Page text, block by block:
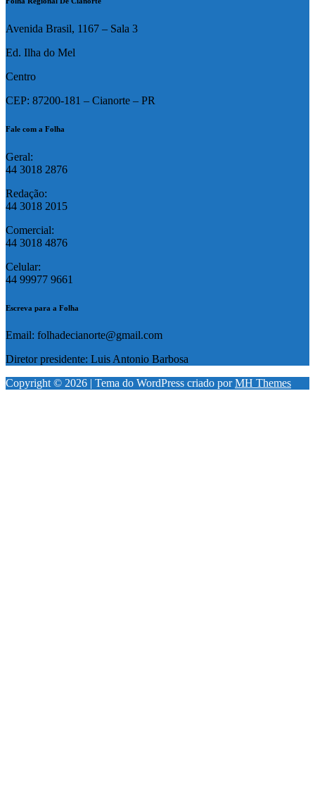
Avenida Brasil, 1167 – Sala 3
Ed. Ilha do Mel
Centro
CEP: 87200-181 – Cianorte – PR
Fale com a Folha
Geral:
44 3018 2876
Redação:
44 3018 2015
Comercial:
44 3018 4876
Celular:
44 99977 9661
Escreva para a Folha
Email: folhadecianorte@gmail.com
Diretor presidente: Luis Antonio Barbosa
Copyright © 2026 | Tema do WordPress criado porMH Themes